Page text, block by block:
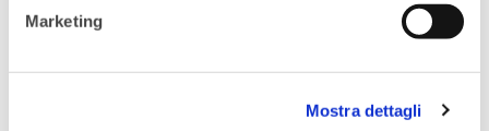
Marketing
Mostra dettagli
della famiglia